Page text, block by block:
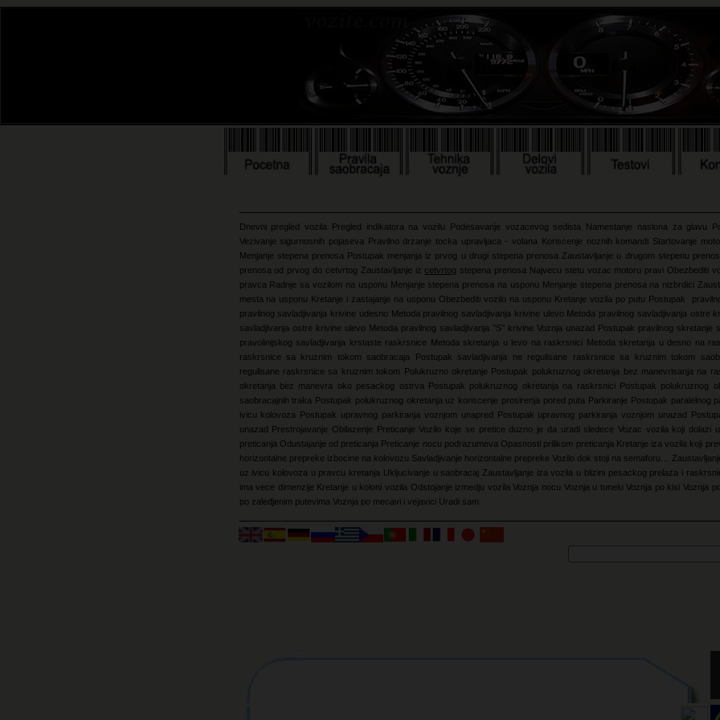
Dnevni pregled vozila Pregled indikatora na vozilu Podesavanje vozacevog sedista Namestanje naslona za glavu
Vezivanje sigurnosnih pojaseva Pravilno drzanje tocka upravljaca - volana Koriscenje noznih komandi Startovanje
Menjanje stepena prenosa Postupak menjanja iz prvog u drugi stepena prenosa Zaustavljanje u drugom stepenu
prenosa od prvog do cetvrtog Zaustavljanje iz cetvrtog stepena prenosa Najvecu stetu vozac motoru pravi Obezbediti
pravca Radnje sa vozilom na usponu Menjanje stepena prenosa na usponu Menjanje stepena prenosa na nizbrdici
mesta na usponu Kretanje i zastajanje na usponu Obezbediti vozilo na usponu Kretanje vozila po putu Postupak
pravilnog savladjivanja krivine udesno Metoda pravilnog savladjivanja krivine ulevo Metoda pravilnog savladjivanja ostre
savladjivanja ostre krivine ulevo Metoda pravilnog savladjivanja ’’S’’ krivine Voznja unazad Postupak pravilnog
pravolinijskog savladjivanja krstaste raskrsnice Metoda skretanja u levo na raskrsnici Metoda skretanja u desno na
raskrsnice sa kruznim tokom saobracaja Postupak savladjivanja ne regulisane raskrsnice sa kruznim tokom
regulisane raskrsnice sa kruznim tokom Polukruzno okretanje Postupak polukruznog okretanja bez manevrisanja na
okretanja bez manevra oko pesackog ostrva Postupak polukruznog okretanja na raskrsnici Postupak polukruznog
saobracajnih traka Postupak polukruznog okretanja uz koriscenje prosirenja pored puta Parkiranje Postupak paralelnog
ivicu kolovoza Postupak upravnog parkiranja voznjom unapred Postupak upravnog parkiranja voznjom unazad
unazad Prestrojavanje Obilazenje PreticanjeVozilo koje se pretice duzno je da uradi sledece Vozac vozila koji dolazi
preticanja Odustajanje od preticanja Preticanje nocu podrazumeva Opasnosti prilikom preticanja Kretanje iza vozila koji
horizontalne prepreke izbocine na kolovozu Savladjivanje horizontalne prepreke Vozilo dok stoji na semaforu…
uz ivicu kolovoza u pravcu kretanja Ukljucivanje u saobracaj Zaustavljanje iza vozila u blizini pesackog prelaza i
ima vece dimenzije Kretanje u koloni vozila Odstojanje izmedju vozilaVoznja nocu Voznja u tuneluVoznja po kisiVoznja
po zaledjenim putevima Voznja po mecavi i vejavici Uradi sam